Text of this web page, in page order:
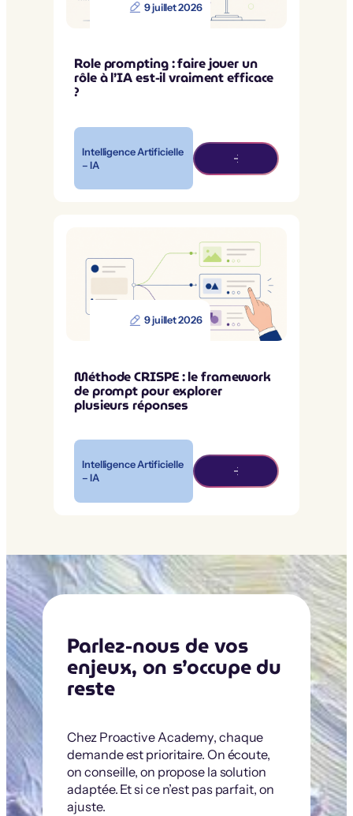
9 juillet 2026
Role prompting : faire jouer un
rôle à l’IA est-il vraiment efficace
?
Intelligence Artificielle
– IA
9 juillet 2026
Méthode CRISPE : le framework
de prompt pour explorer
plusieurs réponses
Intelligence Artificielle
– IA
Parlez-nous de vos
enjeux, on s’occupe du
reste
Chez Proactive Academy, chaque
demande est prioritaire. On écoute,
on conseille, on propose la solution
adaptée. Et si ce n’est pas parfait, on
ajuste.